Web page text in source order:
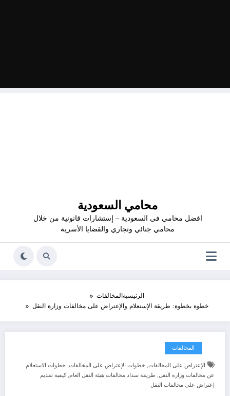
محامي السعودية
افضل محامي فى السعودية – إستشارات قانونية من خلال
محامي جنائي وتجاري والقضايا الأسرية
الرئيسيةالمخالفات
خطوة بخطوة: طريقة الإستعلام والإعتراض على مخالفات وزارة النقل
المخالفات
الإعتراض على المخالفات, خطوات الإعتراض على المخالفات, خطوات الاستعلام
عن مخالفات وزارة النقل طريقة سداد مخالفات هيئة النقل العام ,كيفية تقديم
إعتراض على مخالفات النقل